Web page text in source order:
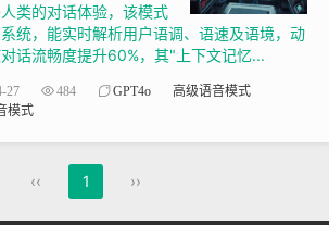
类的对话体验，该模式
统，能实时解析用户语调、语速及语境，动
话流畅度提升60%，其"上下文记忆...
27 484 GPT4o
高级语音模式
模式
‹‹ 1 ››